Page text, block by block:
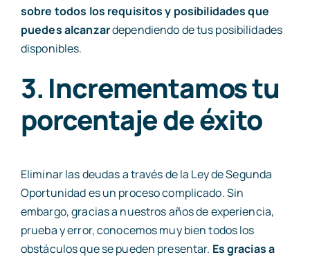
sobre todos los requisitos y posibilidades que
puedes alcanzardependiendo de tus posibilidades
disponibles.
3. Incrementamos tu
porcentaje de éxito
Eliminar las deudas a través de la Ley de Segunda
Oportunidad es un proceso complicado. Sin
embargo, gracias a nuestros años de experiencia,
prueba y error, conocemos muy bien todos los
obstáculos que se pueden presentar. Es gracias a